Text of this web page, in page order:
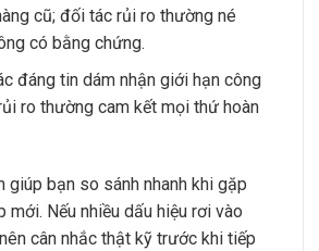
cũ; đối tác rủi ro thường né
có bằng chứng.
đáng tin dám nhận giới hạn công
ro thường cam kết mọi thứ hoàn
giúp bạn so sánh nhanh khi gặp
mới. Nếu nhiều dấu hiệu rơi vào
cân nhắc thật kỹ trước khi tiếp